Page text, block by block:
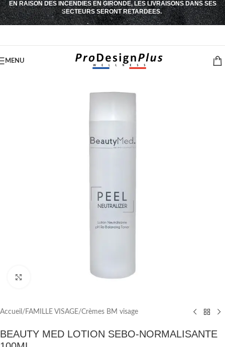
Passer à la navigation
Passer au contenu principal
EN RAISON DES INCENDIES EN GIRONDE, LES LIVRAISONS DANS SES
SECTEURS SERONT RETARDEES.
MENU
Accueil / FAMILLE VISAGE/Crèmes BM visage
BEAUTY MED LOTION SEBO-NORMALISANTE